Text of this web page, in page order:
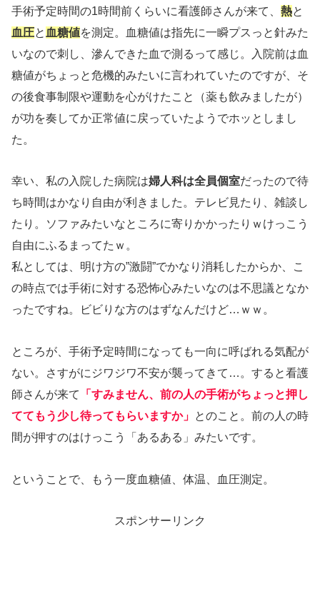
手術予定時間の1時間前くらいに看護師さんが来て、 熱と
血圧と 血糖値を測定。血糖値は指先に一瞬プスっと針みた
いなので刺し、滲んできた血で測るって感じ。入院前は血
糖値がちょっと危機的みたいに言われていたのですが、そ
の後食事制限や運動を心がけたこと（薬も飲みましたが）
が功を奏してか正常値に戻っていたようでホッとしまし
た。
幸い、私の入院した病院は婦人科は全員個室だったので待
ち時間はかなり自由が利きました。テレビ見たり、雑談し
たり。ソファみたいなところに寄りかかったりｗけっこう
自由にふるまってたｗ。
私としては、明け方の”激闘”でかなり消耗したからか、こ
の時点では手術に対する恐怖心みたいなのは不思議となか
ったですね。ビビりな方のはずなんだけど…ｗｗ。
ところが、手術予定時間になっても一向に呼ばれる気配が
ない。さすがにジワジワ不安が襲ってきて…。すると看護
師さんが来て
「すみません、前の人の手術がちょっと押し
ててもう少し待ってもらいますか」 とのこと。前の人の時
間が押すのはけっこう「あるある」みたいです。
ということで、もう一度血糖値、体温、血圧測定。
スポンサーリンク